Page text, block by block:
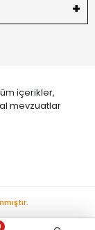
içerikler,
mevzuatlar